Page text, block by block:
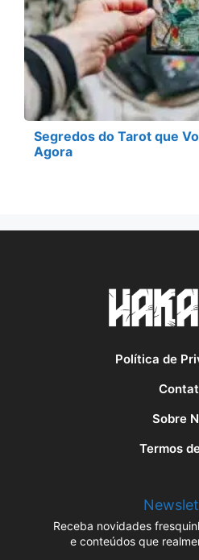
Segredos do Tarot que
Agora
Política de
Sobre
Termos
Receba novidades
e conteúdos que